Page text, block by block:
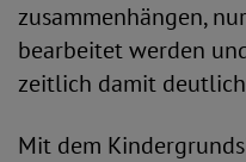
zusammenhängen,
bearbeitet werden
zeitlich damit
Mit dem